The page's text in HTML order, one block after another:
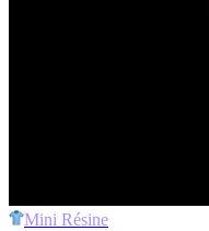
Mini Résine